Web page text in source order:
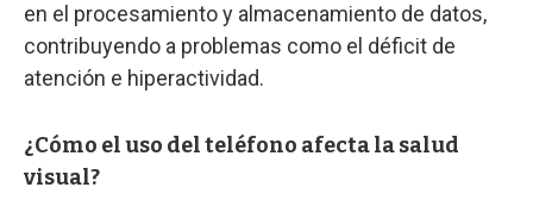
en el procesamiento y almacenamiento de datos,
contribuyendo a problemas como el déficit de
atención e hiperactividad.
¿Cómo el uso del teléfono afecta la salud
visual?